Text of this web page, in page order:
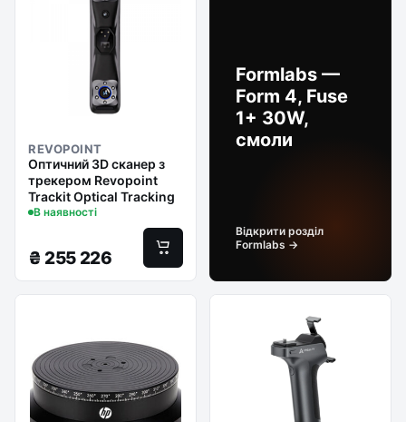
REVOPOINT
Оптичний 3D сканер з
трекером Revopoint
Trackit Optical Tracking
В наявності
₴ 255 226
Formlabs —
Form 4, Fuse
1+ 30W,
смоли
Відкрити розділ
Formlabs →